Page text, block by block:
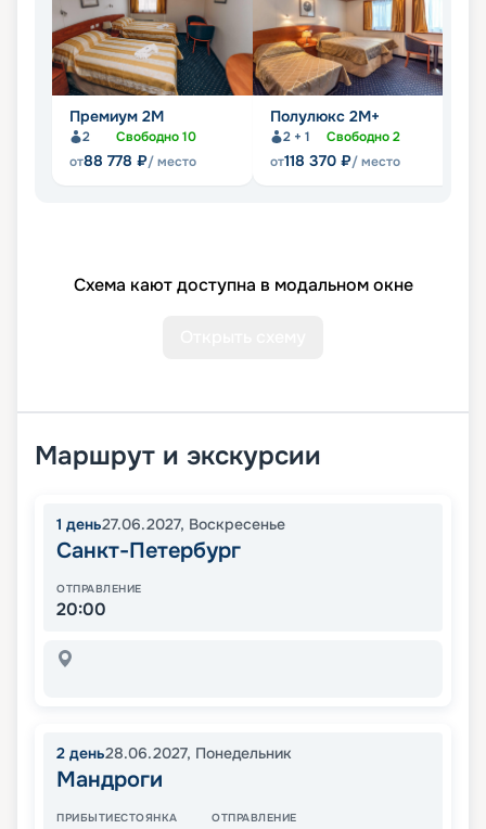
Премиум 2М
2 Свободно10
от88 778 ₽/ место
Полулюкс 2М+
2 + 1 Свободно2
от118 370 ₽/ место
Схема кают доступна в модальном окне
Маршрут и экскурсии
1 день27.06.2027, Воскресенье
Санкт-Петербург
ОТПРАВЛЕНИЕ
20:00
2 день28.06.2027, Понедельник
Мандроги
ПРИБЫТИЕСТОЯНКА ОТПРАВЛЕНИЕ